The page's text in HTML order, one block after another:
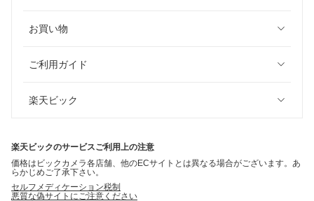
お買い物
ご利用ガイド
楽天ビック
楽天ビックのサービスご利用上の注意
価格はビックカメラ各店舗、他のECサイトとは異なる場合がございます。あ
らかじめご了承下さい。
セルフメディケーション税制
悪質な偽サイトにご注意ください